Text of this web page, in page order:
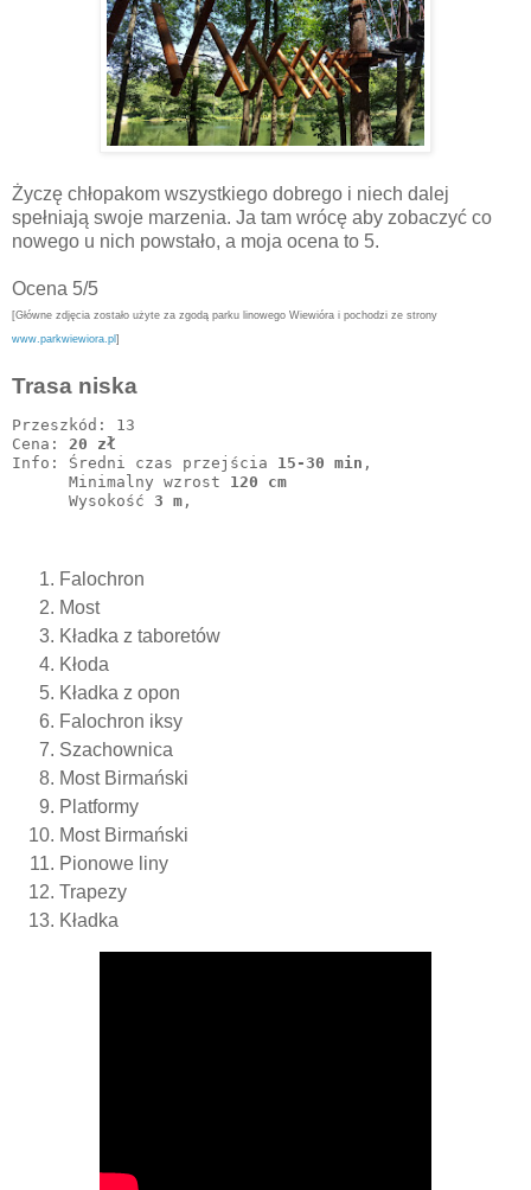
Życzę chłopakom wszystkiego dobrego i niech dalej
spełniają swoje marzenia. Ja tam wrócę aby zobaczyć co
nowego u nich powstało, a moja ocena to 5.
Ocena 5/5
[Główne zdjęcia zostało użyte za zgodą parku linowego Wiewióra i pochodzi ze strony
www.parkwiewiora.pl ]
Trasa niska
Przeszkód: 13
Cena: 20 zł
Info: Średni czas przejścia 15-30 min ,
      Minimalny wzrost
120 cm
      Wysokość
3 m
Falochron
Most
Kładka z taboretów
Kłoda
Kładka z opon
Falochron iksy
Szachownica
Most Birmański
Platformy
Most Birmański
Pionowe liny
Trapezy
Kładka